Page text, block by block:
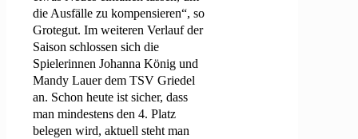
die Ausfälle zu kompensieren“, so
Grotegut. Im weiteren Verlauf der
Saison schlossen sich die
Spielerinnen Johanna König und
Mandy Lauer dem TSV Griedel
an. Schon heute ist sicher, dass
man mindestens den 4. Platz
belegen wird, aktuell steht man